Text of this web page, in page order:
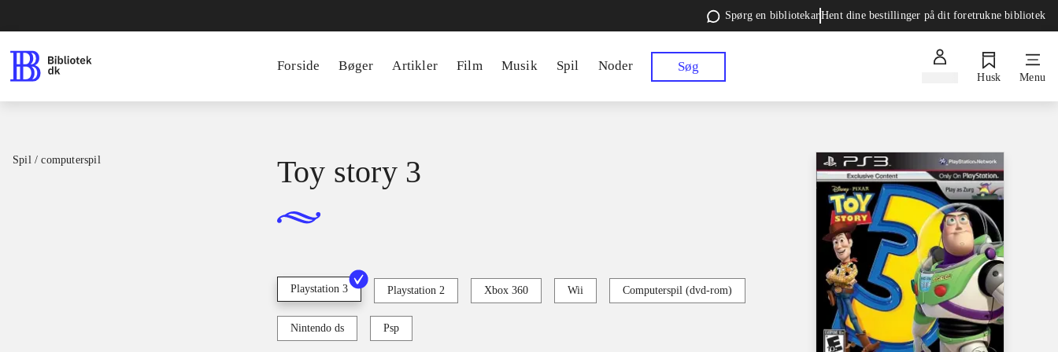
Spørg en bibliotekarHent dine bestillinger på dit foretrukne bibliotek
Forside Bøger Artikler Film Musik Spil Noder Søg
Husk Menu
Spil / computerspil Toy story 3
Playstation 3 Playstation 2 Xbox 360 Wii Computerspil (dvd-rom)
Nintendo ds Psp